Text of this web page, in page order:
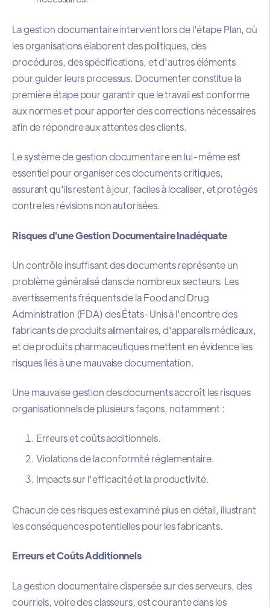
La gestion documentaire intervient lors de l'étape Plan, où
les organisations élaborent des politiques, des
procédures, des spécifications, et d'autres éléments
pour guider leurs processus. Documenter constitue la
première étape pour garantir que le travail est conforme
aux normes et pour apporter des corrections nécessaires
afin de répondre aux attentes des clients.
Le système de gestion documentaire en lui-même est
essentiel pour organiser ces documents critiques,
assurant qu'ils restent à jour, faciles à localiser, et protégés
contre les révisions non autorisées.
Risques d'une Gestion Documentaire Inadéquate
Un contrôle insuffisant des documents représente un
problème généralisé dans de nombreux secteurs. Les
avertissements fréquents de la Food and Drug
Administration (FDA) des États-Unis à l'encontre des
fabricants de produits alimentaires, d'appareils médicaux,
et de produits pharmaceutiques mettent en évidence les
risques liés à une mauvaise documentation.
Une mauvaise gestion des documents accroît les risques
organisationnels de plusieurs façons, notamment :
Erreurs et coûts additionnels.
Violations de la conformité réglementaire.
Impacts sur l'efficacité et la productivité.
Chacun de ces risques est examiné plus en détail, illustrant
les conséquences potentielles pour les fabricants.
Erreurs et Coûts Additionnels
La gestion documentaire dispersée sur des serveurs, des
courriels, voire des classeurs, est courante dans les